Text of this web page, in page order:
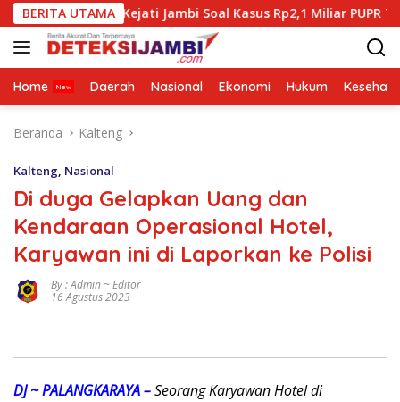
Langsung
ke
konten
BERITA UTAMA
Kejati Jambi Soal Kasus Rp2,1 Miliar PUPR Tebo
Home Daerah Nasional Ekonomi Hukum
Beranda Kalteng
Kalteng, Nasional
Di duga Gelapkan Uang dan
Kendaraan Operasional Hotel,
Karyawan ini di Laporkan ke Polisi
By : Admin ~ Editor
16 Agustus 2023
DJ ~ PALANGKARAYA –Seorang Karyawan Hotel di